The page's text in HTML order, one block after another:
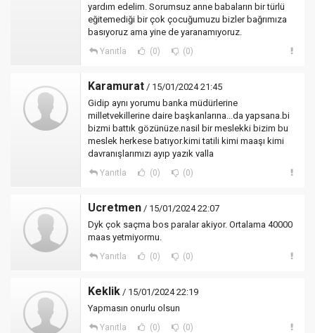
yardım edelim. Sorumsuz anne babaların bir türlü
eğitemediği bir çok çocuğumuzu bizler bağrımıza
basıyoruz ama yine de yaranamıyoruz.
Yanıtla (0) (0)
Karamurat / 15/01/2024 21:45
Gidip aynı yorumu banka müdürlerine
milletvekillerine daire başkanlarına...da yapsana.bi
bizmi battık gözünüze.nasil bir meslekki bizim bu
meslek herkese batıyor.kimi tatili kimi maaşı kimi
davranışlarımızı ayıp yazık valla
Yanıtla (0) (0)
Ucretmen / 15/01/2024 22:07
Dyk çok saçma bos paralar akiyor. Ortalama 40000
maas yetmiyormu.
Yanıtla (0) (0)
Keklik / 15/01/2024 22:19
Yapmasın onurlu olsun
Yanıtla (0) (0)